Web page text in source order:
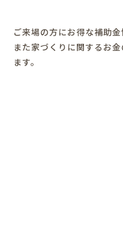
ご来場の方にお得な補助
また家づくりに関するお
ます。